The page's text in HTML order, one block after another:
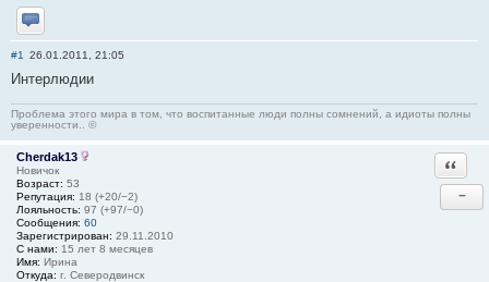
Отправить личное сообщение
#1 26.01.2011, 21:05
Интерлюдии
Проблема этого мира в том, что воспитанные люди полны сомнений, а идиоты полны
уверенности.. ©
Cherdak13
Новичок
Возраст: 53
Репутация: 18 (+20/−2)
Лояльность: 97 (+97/−0)
Сообщения: 60
Зарегистрирован: 29.11.2010
С нами: 15 лет 8 месяцев
Имя: Ирина
Откуда: г. Северодвинск
−